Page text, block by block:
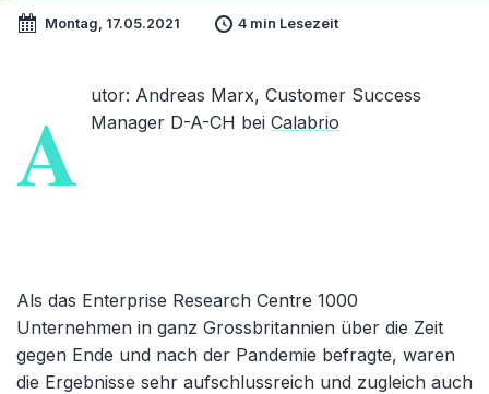
Montag, 17.05.2021 4 min Lesezeit
A utor: Andreas Marx, Customer Success
Manager D-A-CH bei Calabrio
Als das Enterprise Research Centre 1000
Unternehmen in ganz Grossbritannien über die Zeit
gegen Ende und nach der Pandemie befragte, waren
die Ergebnisse sehr aufschlussreich und zugleich auch